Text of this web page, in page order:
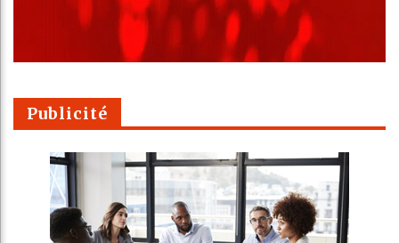
Publicité